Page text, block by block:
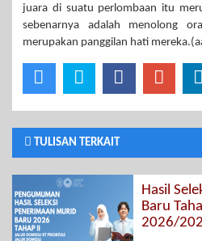
juara di suatu perlombaan itu
sebenarnya adalah menolong
merupakan panggilan hati
TULISAN TERKAIT
Hasil
Baru
2026/